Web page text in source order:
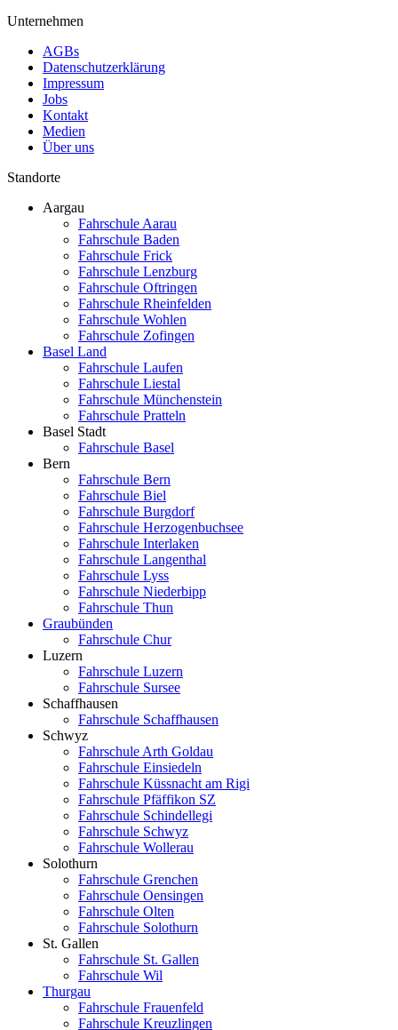
Unternehmen
AGBs
Datenschutzerklärung
Impressum
Jobs
Kontakt
Medien
Über uns
Standorte
Aargau
Fahrschule Aarau
Fahrschule Baden
Fahrschule Frick
Fahrschule Lenzburg
Fahrschule Oftringen
Fahrschule Rheinfelden
Fahrschule Wohlen
Fahrschule Zofingen
Basel Land
Fahrschule Laufen
Fahrschule Liestal
Fahrschule Münchenstein
Fahrschule Pratteln
Basel Stadt
Fahrschule Basel
Bern
Fahrschule Bern
Fahrschule Biel
Fahrschule Burgdorf
Fahrschule Herzogenbuchsee
Fahrschule Interlaken
Fahrschule Langenthal
Fahrschule Lyss
Fahrschule Niederbipp
Fahrschule Thun
Graubünden
Fahrschule Chur
Luzern
Fahrschule Luzern
Fahrschule Sursee
Schaffhausen
Fahrschule Schaffhausen
Schwyz
Fahrschule Arth Goldau
Fahrschule Einsiedeln
Fahrschule Küssnacht am Rigi
Fahrschule Pfäffikon SZ
Fahrschule Schindellegi
Fahrschule Schwyz
Fahrschule Wollerau
Solothurn
Fahrschule Grenchen
Fahrschule Oensingen
Fahrschule Olten
Fahrschule Solothurn
St. Gallen
Fahrschule St. Gallen
Fahrschule Wil
Thurgau
Fahrschule Frauenfeld
Fahrschule Kreuzlingen